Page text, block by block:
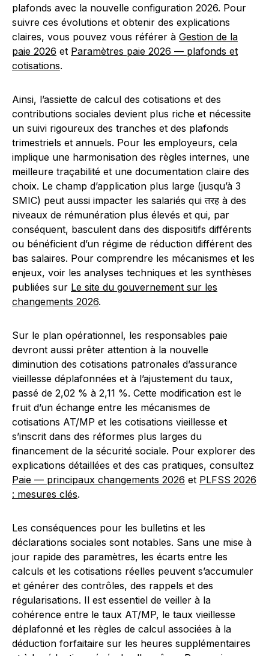
plafonds avec la nouvelle configuration 2026. Pour
suivre ces évolutions et obtenir des explications
claires, vous pouvez vous référer à Gestion de la
paie 2026 et Paramètres paie 2026 — plafonds et
cotisations.
Ainsi, l’assiette de calcul des cotisations et des
contributions sociales devient plus riche et nécessite
un suivi rigoureux des tranches et des plafonds
trimestriels et annuels. Pour les employeurs, cela
implique une harmonisation des règles internes, une
meilleure traçabilité et une documentation claire des
choix. Le champ d’application plus large (jusqu’à 3
SMIC) peut aussi impacter les salariés qui तरह à des
niveaux de rémunération plus élevés et qui, par
conséquent, basculent dans des dispositifs différents
ou bénéficient d’un régime de réduction différent des
bas salaires. Pour comprendre les mécanismes et les
enjeux, voir les analyses techniques et les synthèses
publiées sur Le site du gouvernement sur les
changements 2026.
Sur le plan opérationnel, les responsables paie
devront aussi prêter attention à la nouvelle
diminution des cotisations patronales d’assurance
vieillesse déplafonnées et à l’ajustement du taux,
passé de 2,02 % à 2,11 %. Cette modification est le
fruit d’un échange entre les mécanismes de
cotisations AT/MP et les cotisations vieillesse et
s’inscrit dans des réformes plus larges du
financement de la sécurité sociale. Pour explorer des
explications détaillées et des cas pratiques, consultez
Paie — principaux changements 2026 et PLFSS 2026
: mesures clés.
Les conséquences pour les bulletins et les
déclarations sociales sont notables. Sans une mise à
jour rapide des paramètres, les écarts entre les
calculs et les cotisations réelles peuvent s’accumuler
et générer des contrôles, des rappels et des
régularisations. Il est essentiel de veiller à la
cohérence entre le taux AT/MP, le taux vieillesse
déplafonné et les règles de calcul associées à la
déduction forfaitaire sur les heures supplémentaires